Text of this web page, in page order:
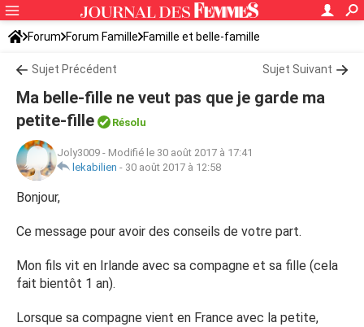
Forum Forum Famille Famille et belle-famille
Sujet Précédent Sujet Suivant
Ma belle-fille ne veut pas que je garde ma
petite-fille
Résolu
Joly3009 - Modifié le 30 août 2017 à 17:41
lekabilien - 30 août 2017 à 12:58
Bonjour,
Ce message pour avoir des conseils de votre part.
Mon fils vit en Irlande avec sa compagne et sa fille (cela
fait bientôt 1 an).
Lorsque sa compagne vient en France avec la petite,